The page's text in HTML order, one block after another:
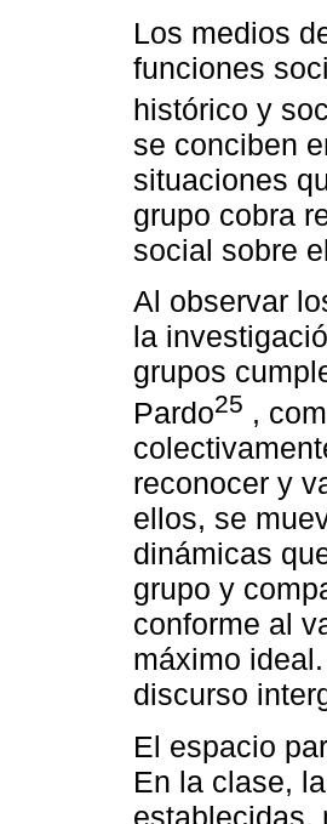
Los medios
funciones
histórico y
se conciben
situaciones
grupo cobra
social sobre
Al observar
la
grupos
Pardo25 ,
reconocer y
ellos, se
dinámicas
grupo y
conforme al
máximo
discurso
El espacio
En la clase,
establecidas,